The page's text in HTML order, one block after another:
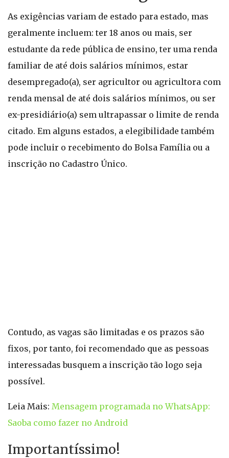
As exigências variam de estado para estado, mas
geralmente incluem: ter 18 anos ou mais, ser
estudante da rede pública de ensino, ter uma renda
familiar de até dois salários mínimos, estar
desempregado(a), ser agricultor ou agricultora com
renda mensal de até dois salários mínimos, ou ser
ex-presidiário(a) sem ultrapassar o limite de renda
citado. Em alguns estados, a elegibilidade também
pode incluir o recebimento do Bolsa Família ou a
inscrição no Cadastro Único.
Contudo, as vagas são limitadas e os prazos são
fixos, por tanto, foi recomendado que as pessoas
interessadas busquem a inscrição tão logo seja
possível.
Leia Mais: Mensagem programada no WhatsApp:
Saoba como fazer no Android
Importantíssimo!